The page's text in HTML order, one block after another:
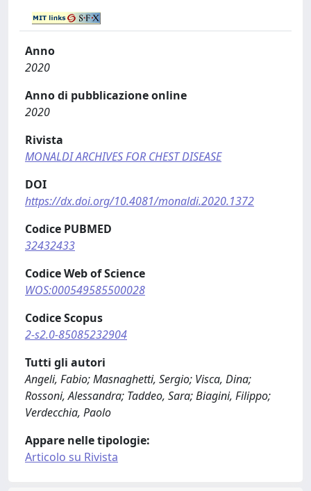
Anno
2020
Anno di pubblicazione online
2020
Rivista
MONALDI ARCHIVES FOR CHEST DISEASE
DOI
https://dx.doi.org/10.4081/monaldi.2020.1372
Codice PUBMED
32432433
Codice Web of Science
WOS:000549585500028
Codice Scopus
2-s2.0-85085232904
Tutti gli autori
Angeli, Fabio; Masnaghetti, Sergio; Visca, Dina;
Rossoni, Alessandra; Taddeo, Sara; Biagini, Filippo;
Verdecchia, Paolo
Appare nelle tipologie:
Articolo su Rivista